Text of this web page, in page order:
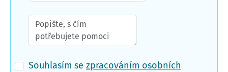
Souhlasím se zpracováním osobních